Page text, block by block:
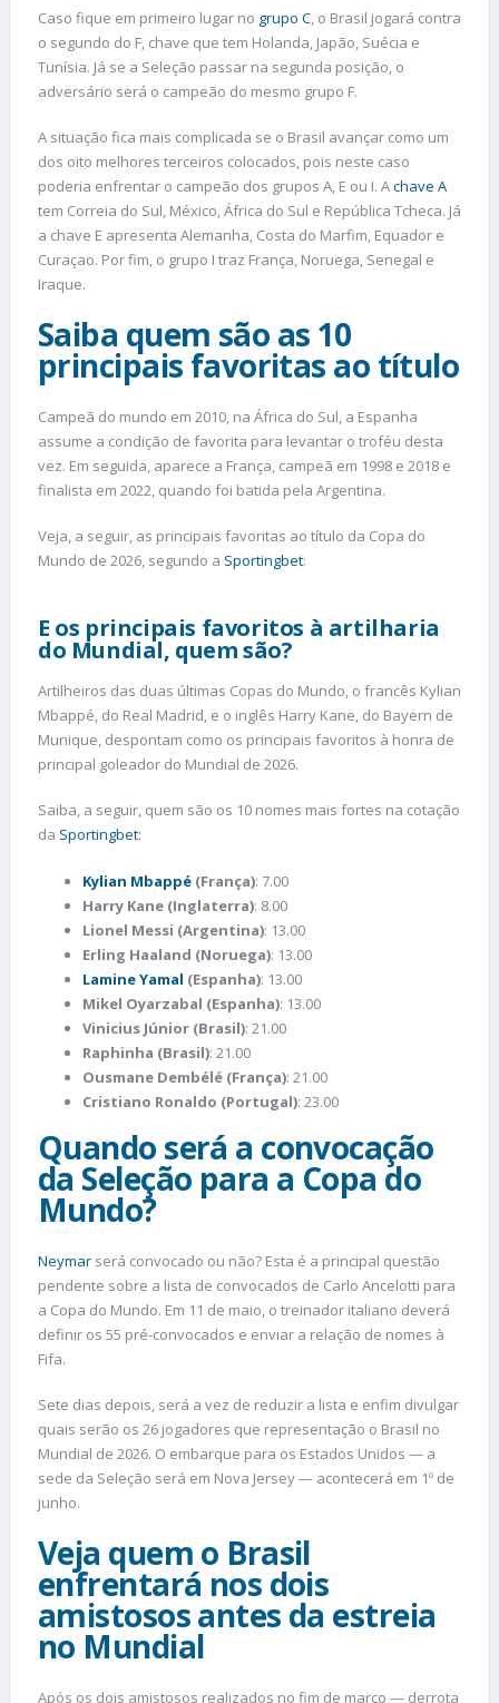
Caso fique em primeiro lugar no grupo C, o Brasil jogará contra
o segundo do F, chave que tem Holanda, Japão, Suécia e
Tunísia. Já se a Seleção passar na segunda posição, o
adversário será o campeão do mesmo grupo F.
A situação fica mais complicada se o Brasil avançar como um
dos oito melhores terceiros colocados, pois neste caso
poderia enfrentar o campeão dos grupos A, E ou I. Achave A
tem Correia do Sul, México, África do Sul e República Tcheca. Já
a chave E apresenta Alemanha, Costa do Marfim, Equador e
Curaçao. Por fim, o grupo I traz França, Noruega, Senegal e
Iraque.
Saiba quem são as 10
principais favoritas ao título
Campeã do mundo em 2010, na África do Sul, a Espanha
assume a condição de favorita para levantar o troféu desta
vez. Em seguida, aparece a França, campeã em 1998 e 2018 e
finalista em 2022, quando foi batida pela Argentina.
Veja, a seguir, as principais favoritas ao título da Copa do
Mundo de 2026, segundo a Sportingbet:
E os principais favoritos à artilharia
do Mundial, quem são?
Artilheiros das duas últimas Copas do Mundo, o francês Kylian
Mbappé, do Real Madrid, e o inglês Harry Kane, do Bayern de
Munique, despontam como os principais favoritos à honra de
principal goleador do Mundial de 2026.
Saiba, a seguir, quem são os 10 nomes mais fortes na cotação
da Sportingbet:
Kylian Mbappé (França): 7.00
Harry Kane (Inglaterra): 8.00
Lionel Messi (Argentina): 13.00
Erling Haaland (Noruega): 13.00
Lamine Yamal (Espanha): 13.00
Mikel Oyarzabal (Espanha): 13.00
Vinicius Júnior (Brasil): 21.00
Raphinha (Brasil): 21.00
Ousmane Dembélé (França): 21.00
Cristiano Ronaldo (Portugal): 23.00
Quando será a convocação
da Seleção para a Copa do
Mundo?
Neymar será convocado ou não? Esta é a principal questão
pendente sobre a lista de convocados de Carlo Ancelotti para
a Copa do Mundo. Em 11 de maio, o treinador italiano deverá
definir os 55 pré-convocados e enviar a relação de nomes à
Fifa.
Sete dias depois, será a vez de reduzir a lista e enfim divulgar
quais serão os 26 jogadores que representação o Brasil no
Mundial de 2026. O embarque para os Estados Unidos — a
sede da Seleção será em Nova Jersey — acontecerá em 1º de
junho.
Veja quem o Brasil
enfrentará nos dois
amistosos antes da estreia
no Mundial
Após os dois amistosos realizados no fim de março — derrota